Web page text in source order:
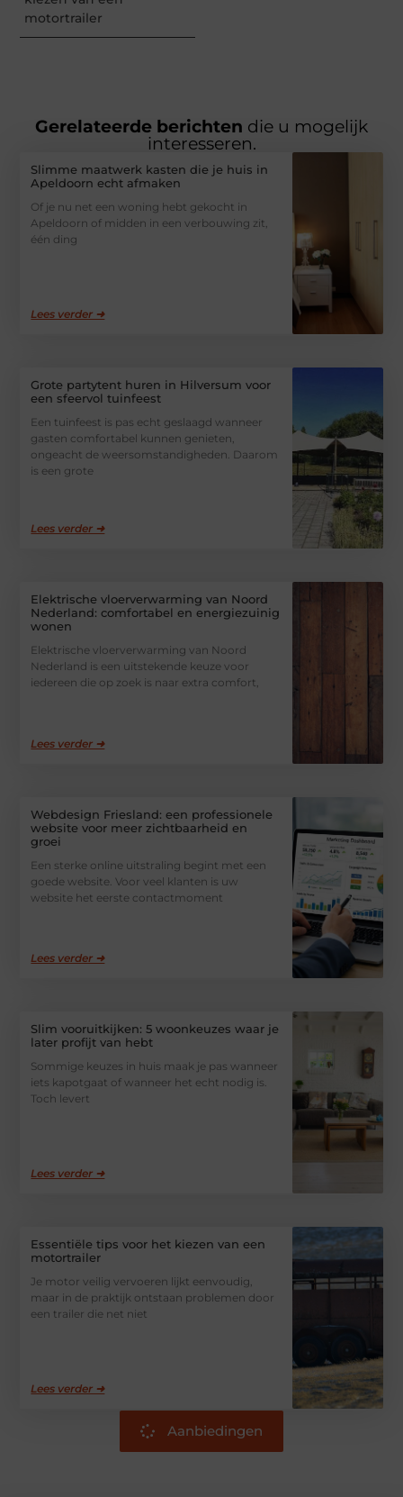
motortrailer
Gerelateerde berichten die u mogelijk
interesseren.
Slimme maatwerk kasten die je huis in
Apeldoorn echt afmaken
Of je nu net een woning hebt gekocht in
Apeldoorn of midden in een verbouwing zit,
één ding
Lees verder ➜
Grote partytent huren in Hilversum voor
een sfeervol tuinfeest
Een tuinfeest is pas echt geslaagd wanneer
gasten comfortabel kunnen genieten,
ongeacht de weersomstandigheden. Daarom
is een grote
Lees verder ➜
Elektrische vloerverwarming van Noord
Nederland: comfortabel en energiezuinig
wonen
Elektrische vloerverwarming van Noord
Nederland is een uitstekende keuze voor
iedereen die op zoek is naar extra comfort,
Lees verder ➜
Webdesign Friesland: een professionele
website voor meer zichtbaarheid en
groei
Een sterke online uitstraling begint met een
goede website. Voor veel klanten is uw
website het eerste contactmoment
Lees verder ➜
Slim vooruitkijken: 5 woonkeuzes waar je
later profijt van hebt
Sommige keuzes in huis maak je pas wanneer
iets kapotgaat of wanneer het echt nodig is.
Toch levert
Lees verder ➜
Essentiële tips voor het kiezen van een
motortrailer
Je motor veilig vervoeren lijkt eenvoudig,
maar in de praktijk ontstaan problemen door
een trailer die net niet
Lees verder ➜
Aanbiedingen